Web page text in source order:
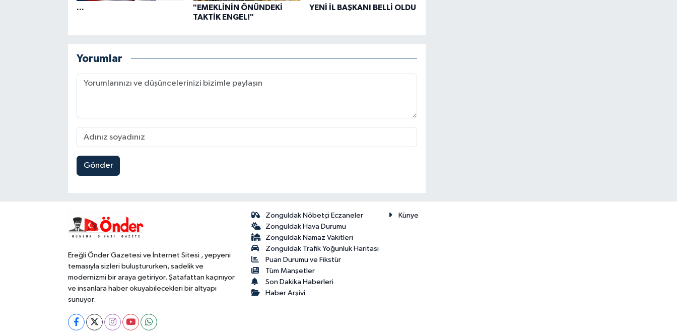
...
"EMEKLİNİN ÖNÜNDEKİ
TAKTİK ENGEL!"
YENİ İL BAŞKANI BELLİ OLDU
Yorumlar
Gönder
Ereğli Önder Gazetesi ve İnternet Sitesi , yepyeni
temasıyla sizleri buluştururken, sadelik ve
modernizmi bir araya getiriyor. Şatafattan kaçınıyor
ve insanlara haber okuyabilecekleri bir altyapı
sunuyor.
Zonguldak Nöbetçi Eczaneler
Zonguldak Hava Durumu
Zonguldak Namaz Vakitleri
Zonguldak Trafik Yoğunluk Haritası
Puan Durumu ve Fikstür
Tüm Manşetler
Son Dakika Haberleri
Haber Arşivi
Künye